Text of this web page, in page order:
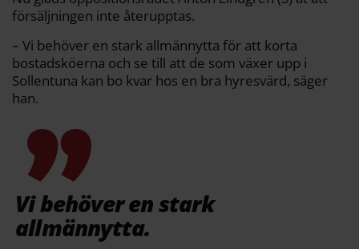
försäljningen inte återupptas.
– Vi behöver en stark allmännytta för att korta
bostadsköerna och se till att de som växer upp i
Sollentuna kan bo kvar hos en bra hyresvärd, säger
han.
Vi behöver en stark
allmännytta.